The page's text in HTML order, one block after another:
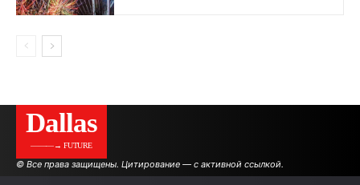
Dallas
———→ FUTURE
© Все права защищены. Цитирование — с активной ссылкой.